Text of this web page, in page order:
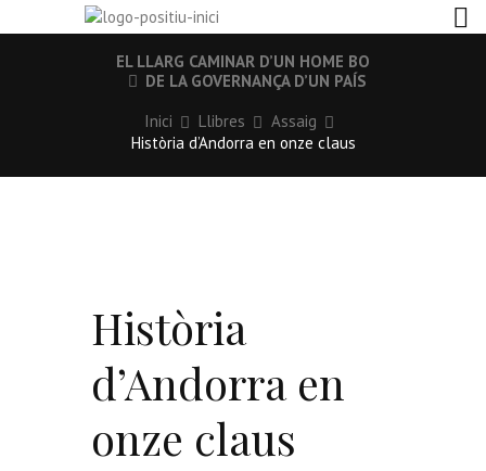
EL LLARG CAMINAR D’UN HOME BO
DE LA GOVERNANÇA D’UN PAÍS
Inici
Llibres
Assaig
Història d’Andorra en onze claus
Història
d’Andorra en
onze claus